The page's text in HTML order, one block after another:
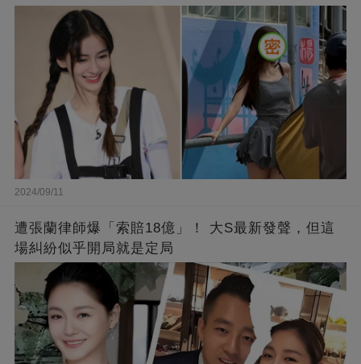
2024/09/11
遭張蘭律師爆「索賠18億」！ 大S最新發聲，但這
場糾紛似乎開局就是定局